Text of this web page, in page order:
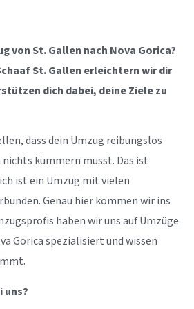
von St. Gallen nach Nova Gorica?
St. Gallen erleichtern wir dir
dich dabei, deine Ziele zu
dass dein Umzug reibungslos
kümmern musst. Das ist
ist ein Umzug mit vielen
Genau hier kommen wir ins
haben wir uns auf Umzüge
Gorica spezialisiert und wissen
uns?